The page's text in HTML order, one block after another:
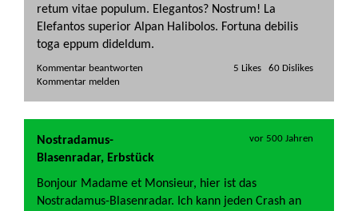
retum vitae populum. Elegantos? Nostrum! La
Elefantos superior Alpan Halibolos. Fortuna debilis
toga eppum dideldum.
Kommentar beantworten
5 Likes   60 Dislikes
Nostradamus-
Blasenradar, Erbstück
vor 500 Jahren
Bonjour Madame et Monsieur, hier ist das
Nostradamus-Blasenradar. Ich kann jeden Crash an